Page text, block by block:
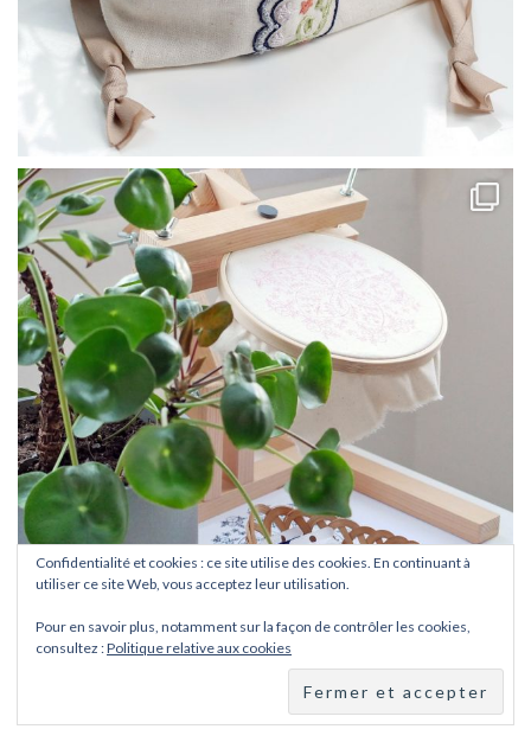
Suivez sur Instagram
Confidentialité et cookies : ce site utilise des cookies. En continuant à
utiliser ce site Web, vous acceptez leur utilisation.
Pour en savoir plus, notamment sur la façon de contrôler les cookies,
consultez :Politique relative aux cookies